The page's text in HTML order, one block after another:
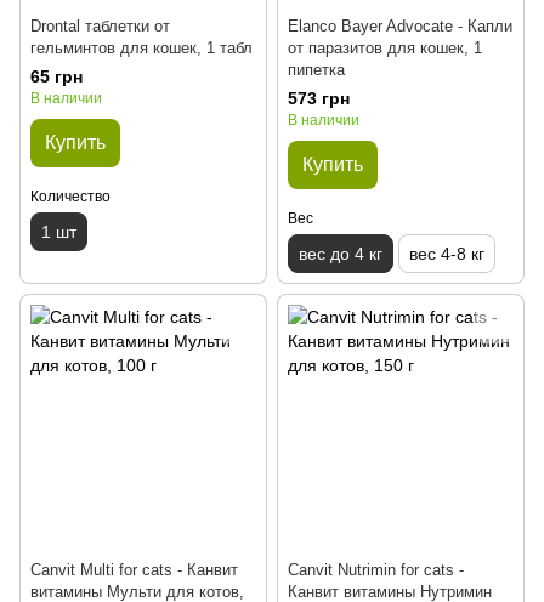
Drontal таблетки от
гельминтов для кошек, 1 табл
65 грн
В наличии
Купить
Количество
1 шт
Elanco Bayer Advocate - Капли
от паразитов для кошек, 1
пипетка
573 грн
В наличии
Купить
Вес
вес до 4 кг вес 4-8 кг
Canvit Multi for cats - Канвит
витамины Мульти для котов,
Canvit Nutrimin for cats -
Канвит витамины Нутримин